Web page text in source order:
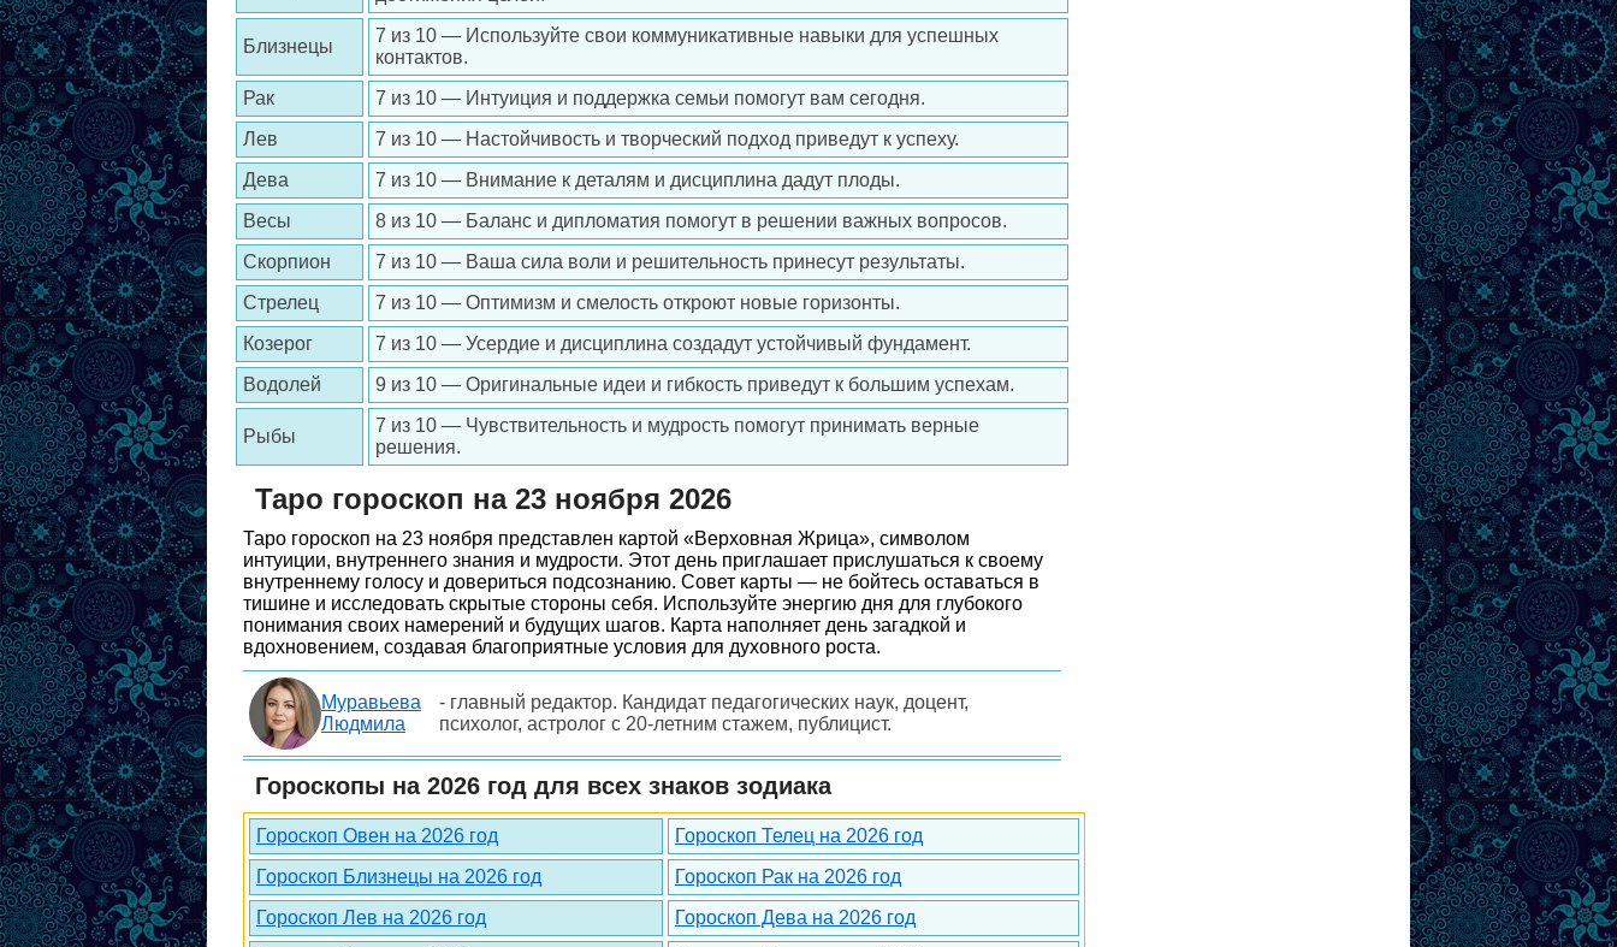
Близнецы
7 из 10 — Используйте свои коммуникативные навыки для успешных
контактов.
Рак
7 из 10 — Интуиция и поддержка семьи помогут вам сегодня.
Лев
7 из 10 — Настойчивость и творческий подход приведут к успеху.
Дева
7 из 10 — Внимание к деталям и дисциплина дадут плоды.
Весы
8 из 10 — Баланс и дипломатия помогут в решении важных вопросов.
Скорпион
7 из 10 — Ваша сила воли и решительность принесут результаты.
Стрелец
7 из 10 — Оптимизм и смелость откроют новые горизонты.
Козерог
7 из 10 — Усердие и дисциплина создадут устойчивый фундамент.
Водолей
9 из 10 — Оригинальные идеи и гибкость приведут к большим успехам.
Рыбы
7 из 10 — Чувствительность и мудрость помогут принимать верные
решения.
Таро гороскоп на 23 ноября 2026
Таро гороскоп на 23 ноября представлен картой «Верховная Жрица», символом
интуиции, внутреннего знания и мудрости. Этот день приглашает прислушаться к своему
внутреннему голосу и довериться подсознанию. Совет карты — не бойтесь оставаться в
тишине и исследовать скрытые стороны себя. Используйте энергию дня для глубокого
понимания своих намерений и будущих шагов. Карта наполняет день загадкой и
вдохновением, создавая благоприятные условия для духовного роста.
Муравьева
Людмила
- главный редактор. Кандидат педагогических наук, доцент,
психолог, астролог с 20-летним стажем, публицист.
Гороскопы на 2026 год для всех знаков зодиака
Гороскоп Овен на 2026 год
Гороскоп Телец на 2026 год
Гороскоп Близнецы на 2026 год
Гороскоп Рак на 2026 год
Гороскоп Лев на 2026 год
Гороскоп Дева на 2026 год